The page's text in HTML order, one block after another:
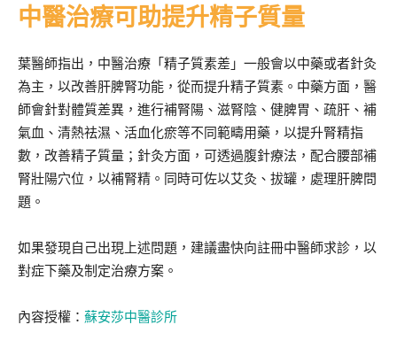
中醫治療可助提升精子質量
葉醫師指出，中醫治療「精子質素差」一般會以中藥或者針灸
為主，以改善肝脾腎功能，從而提升精子質素。中藥方面，醫
師會針對體質差異，進行補腎陽、滋腎陰、健脾胃、疏肝、補
氣血、清熱祛濕、活血化瘀等不同範疇用藥，以提升腎精指
數，改善精子質量；針灸方面，可透過腹針療法，配合腰部補
腎壯陽穴位，以補腎精。同時可佐以艾灸、拔罐，處理肝脾問
題。
如果發現自己出現上述問題，建議盡快向註冊中醫師求診，以
對症下藥及制定治療方案。
內容授權： 蘇安莎中醫診所